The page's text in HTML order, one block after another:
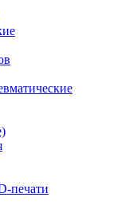
печати